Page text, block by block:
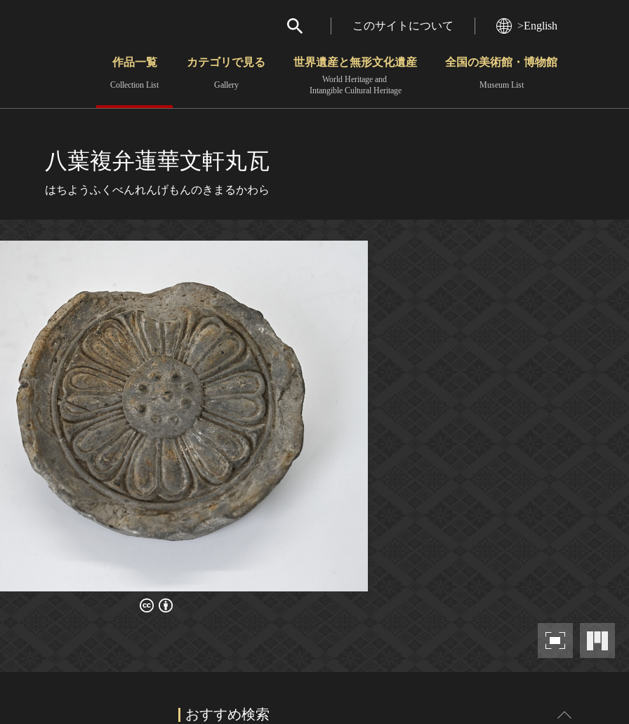
さらに詳細検索
このサイトについて >English
作品一覧
Collection List
カテゴリで見る
Gallery
世界遺産と無形文化遺産
World Heritage and
Intangible Cultural Heritage
全国の美術館・博物館
Museum List
八葉複弁蓮華文軒丸瓦
はちようふくべんれんげもんのきまるかわら
おすすめ検索